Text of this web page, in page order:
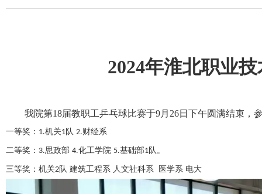
2024年淮北职业
我院第18届教职工乒乓球比赛于9月 26日下午圆满结束，
一等奖： 1.机关1队 2.财经系
二等奖： 3.思政部 4.化工学院 5.基础部1队。
三等奖：机关2队 建筑工程系 人文社科系 医学系 电大